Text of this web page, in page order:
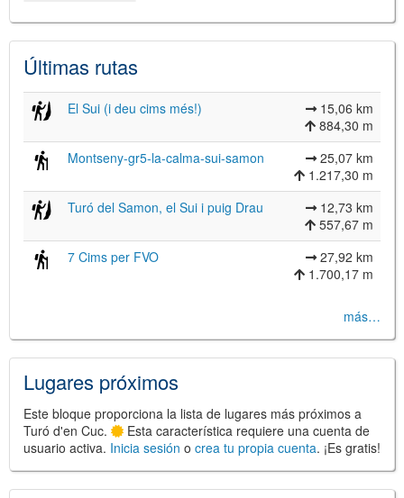
©Institut Cartogràfic i Geològic de
Catalunya
Últimas rutas
El Sui (i deu cims més!)
15,06 km
884,30 m
Montseny-gr5-la-calma-sui-samon
25,07 km
1.217,30 m
Turó del Samon, el Sui i puig Drau
12,73 km
557,67 m
7 Cims per FVO
27,92 km
1.700,17 m
más…
Lugares próximos
Este bloque proporciona la lista de lugares más próximos a
Turó d'en Cuc.
Esta característica requiere una cuenta de
usuario activa. Inicia sesión o crea tu propia cuenta. ¡Es gratis!